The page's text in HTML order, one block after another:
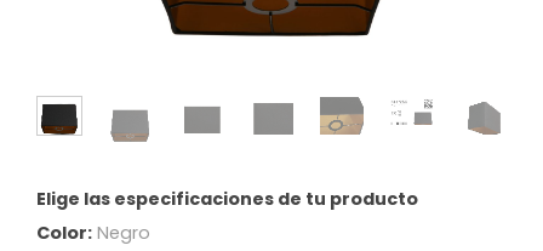
Elige las especificaciones de tu producto
Color: Negro